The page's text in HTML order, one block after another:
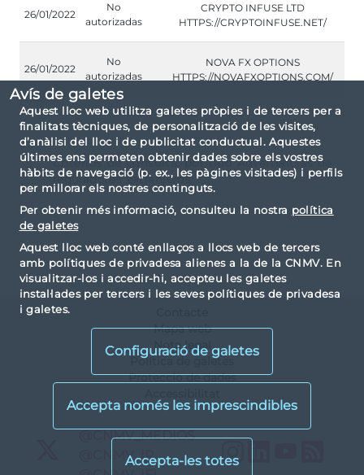
Avís de galetes
Aquest lloc web utilitza galetes pròpies i de tercers per a
finalitats tècniques, de personalització de les visites,
d’anàlisi del lloc i de publicitat conductual. Aquestes
últimes ens permeten obtenir dades sobre els vostres
hàbits de navegació (p. ex., les pàgines visitades) i perfils
per millorar els nostres continguts.
Per obtenir més informació, consulteu la nostra política
de galetes
Aquest lloc web conté enllaços a llocs web de tercers
amb polítiques de privadesa alienes a la de la CNMV. En
visualitzar-los i accedir-hi, accepteu les galetes
instal·lades per tercers i les seves polítiques de privadesa
i galetes.
Configuració de galetes
26/01/2022
No
autorizadas
CRYPTO INFUSE LTD
HTTPS://CRYPTOINFUSE.NET/
26/01/2022
No
autorizadas
NOVA FX OPTIONS
HTTPS://NOVAFXOPTIONS.COM/
Criterios de consulta: por tipo Advertencias de
reguladores extranjeros.
Mapa web
Nota legal
Política de galetes
Proteccio de dades
@CNMV_MEDIOS
@CNMV_IP